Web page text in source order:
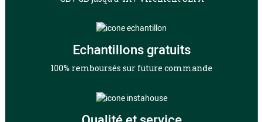
Echantillons gratuits
100% remboursés sur future commande